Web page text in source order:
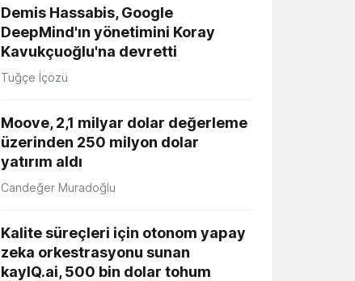
Demis Hassabis, Google
DeepMind'ın yönetimini Koray
Kavukçuoğlu'na devretti
Tuğçe İçözü
Moove, 2,1 milyar dolar değerleme
üzerinden 250 milyon dolar
yatırım aldı
Candeğer Muradoğlu
Kalite süreçleri için otonom yapay
zeka orkestrasyonu sunan
kayIQ.ai, 500 bin dolar tohum